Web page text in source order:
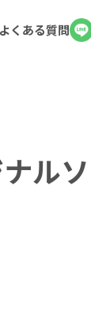
くある質問
ルソ